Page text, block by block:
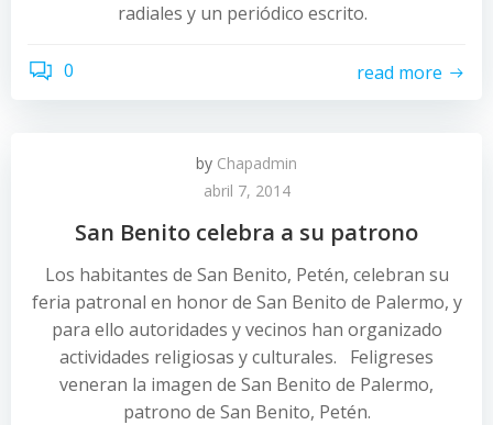
radiales y un periódico escrito.
0 read more
by Chapadmin
abril 7, 2014
San Benito celebra a su patrono
Los habitantes de San Benito, Petén, celebran su
feria patronal en honor de San Benito de Palermo, y
para ello autoridades y vecinos han organizado
actividades religiosas y culturales. Feligreses
veneran la imagen de San Benito de Palermo,
patrono de San Benito, Petén.